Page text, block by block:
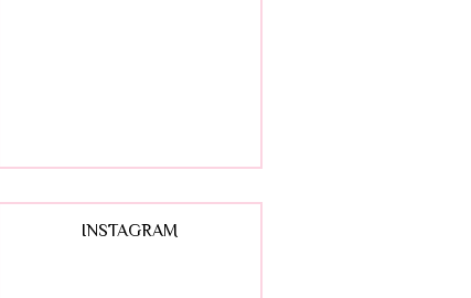
INSTAGRAM